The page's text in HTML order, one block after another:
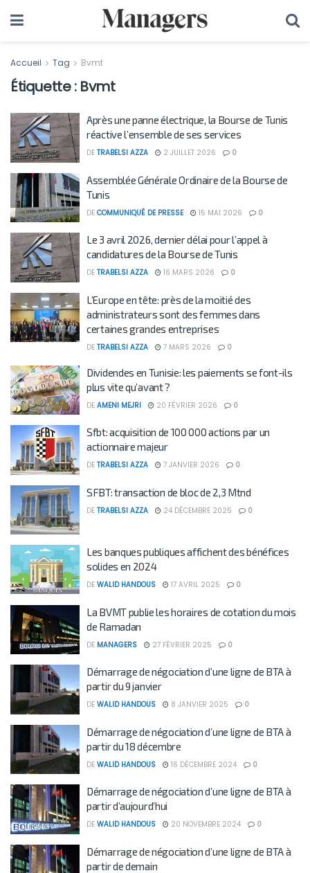
Accueil Tag Bvmt
Étiquette : Bvmt
Après une panne électrique, la Bourse de Tunis
réactive l’ensemble de ses services
DE TRABELSI AZZA 2 JUILLET 2026 0
Assemblée Générale Ordinaire de la Bourse de
Tunis
DE COMMUNIQUÉ DE PRESSE 15 MAI 2026 0
Le 3 avril 2026, dernier délai pour l’appel à
candidatures de la Bourse de Tunis
DE TRABELSI AZZA 16 MARS 2026 0
L’Europe en tête: près de la moitié des
administrateurs sont des femmes dans
certaines grandes entreprises
DE TRABELSI AZZA 7 MARS 2026 0
Dividendes en Tunisie: les paiements se font-ils
plus vite qu’avant ?
DE AMENI MEJRI 20 FÉVRIER 2026 0
Sfbt: acquisition de 100 000 actions par un
actionnaire majeur
DE TRABELSI AZZA 7 JANVIER 2026 0
SFBT: transaction de bloc de 2,3 Mtnd
DE TRABELSI AZZA 24 DÉCEMBRE 2025 0
Les banques publiques affichent des bénéfices
solides en 2024
DE WALID HANDOUS 17 AVRIL 2025 0
La BVMT publie les horaires de cotation du mois
de Ramadan
DE MANAGERS 27 FÉVRIER 2025 0
Démarrage de négociation d’une ligne de BTA à
partir du 9 janvier
DE WALID HANDOUS 8 JANVIER 2025 0
Démarrage de négociation d’une ligne de BTA à
partir du 18 décembre
DE WALID HANDOUS 16 DÉCEMBRE 2024 0
Démarrage de négociation d’une ligne de BTA à
partir d’aujourd’hui
DE WALID HANDOUS 20 NOVEMBRE 2024 0
Démarrage de négociation d’une ligne de BTA à
partir de demain